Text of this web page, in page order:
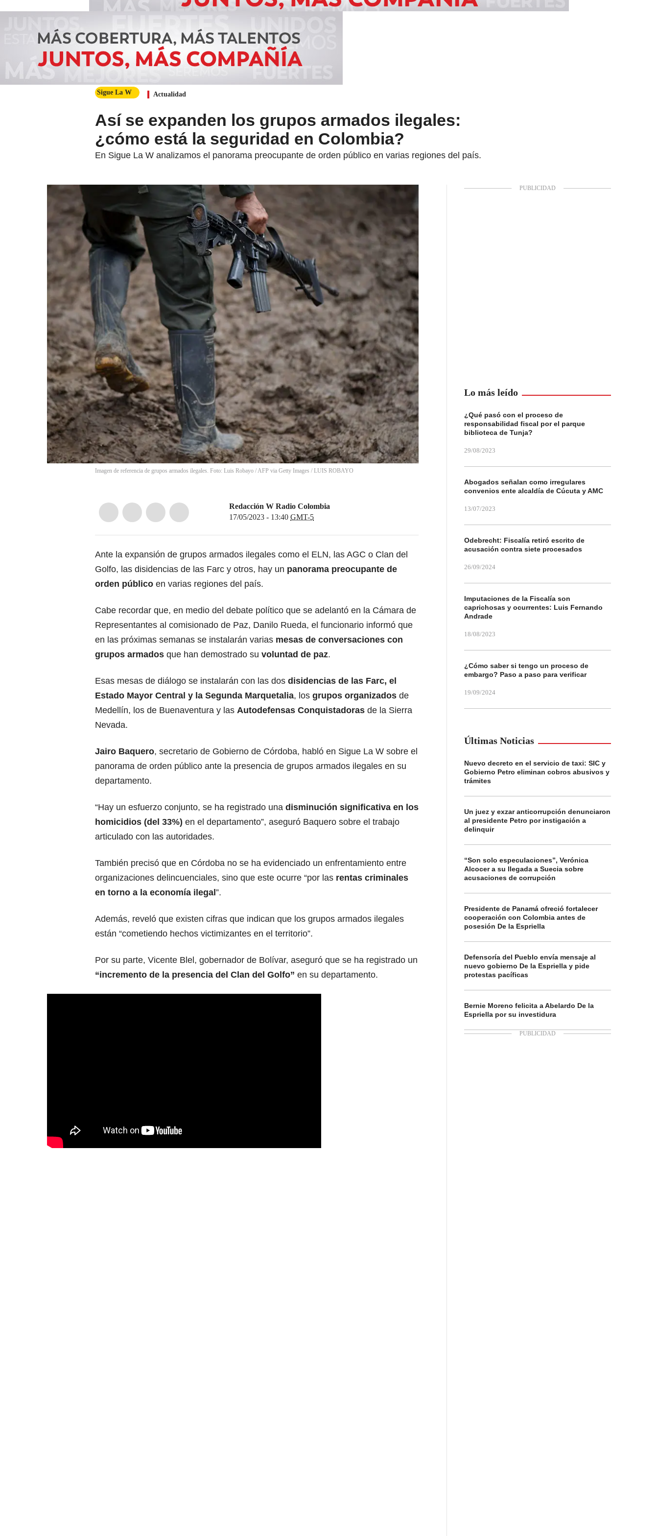
Sigue La W Actualidad
Así se expanden los grupos armados ilegales:
¿cómo está la seguridad en Colombia?
En Sigue La W analizamos el panorama preocupante de orden público en varias regiones del país.
Imagen de referencia de grupos armados ilegales. Foto: Luis Robayo / AFP via Getty Images / LUIS ROBAYO
Redacción W Radio Colombia
17/05/2023 - 13:40 GMT-5
Ante la expansión de grupos armados ilegales como el ELN, las AGC o Clan del
Golfo, las disidencias de las Farc y otros, hay un panorama preocupante de
orden público en varias regiones del país.
Cabe recordar que, en medio del debate político que se adelantó en la Cámara de
Representantes al comisionado de Paz, Danilo Rueda, el funcionario informó que
en las próximas semanas se instalarán varias mesas de conversaciones con
grupos armados que han demostrado su voluntad de paz.
Esas mesas de diálogo se instalarán con las dos disidencias de las Farc, el
Estado Mayor Central y la Segunda Marquetalia, los grupos organizados de
Medellín, los de Buenaventura y las Autodefensas Conquistadoras de la Sierra
Nevada.
Jairo Baquero, secretario de Gobierno de Córdoba, habló en Sigue La W sobre el
panorama de orden público ante la presencia de grupos armados ilegales en su
departamento.
“Hay un esfuerzo conjunto, se ha registrado una disminución significativa en los
homicidios (del 33%) en el departamento”, aseguró Baquero sobre el trabajo
articulado con las autoridades.
También precisó que en Córdoba no se ha evidenciado un enfrentamiento entre
organizaciones delincuenciales, sino que este ocurre “por las rentas criminales
en torno a la economía ilegal ”.
Además, reveló que existen cifras que indican que los grupos armados ilegales
están “cometiendo hechos victimizantes en el territorio”.
Por su parte, Vicente Blel, gobernador de Bolívar, aseguró que se ha registrado un
“incremento de la presencia del Clan del Golfo” en su departamento.
Lo más leído
¿Qué pasó con el proceso de
responsabilidad fiscal por el parque
biblioteca de Tunja?
29/08/2023
Abogados señalan como irregulares
convenios ente alcaldía de Cúcuta y AMC
13/07/2023
Odebrecht: Fiscalía retiró escrito de
acusación contra siete procesados
26/09/2024
Imputaciones de la Fiscalía son
caprichosas y ocurrentes: Luis Fernando
Andrade
18/08/2023
¿Cómo saber si tengo un proceso de
embargo? Paso a paso para verificar
19/09/2024
Últimas Noticias
Nuevo decreto en el servicio de taxi: SIC y
Gobierno Petro eliminan cobros abusivos y
trámites
Un juez y exzar anticorrupción denunciaron
al presidente Petro por instigación a
delinquir
“Son solo especulaciones”, Verónica
Alcocer a su llegada a Suecia sobre
acusaciones de corrupción
Presidente de Panamá ofreció fortalecer
cooperación con Colombia antes de
posesión De la Espriella
Defensoría del Pueblo envía mensaje al
nuevo gobierno De la Espriella y pide
protestas pacíficas
Bernie Moreno felicita a Abelardo De la
Espriella por su investidura